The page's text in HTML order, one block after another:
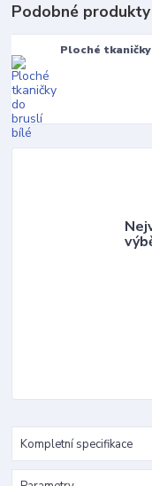
Podobné produkty
Ploché
Kompletní specifikace